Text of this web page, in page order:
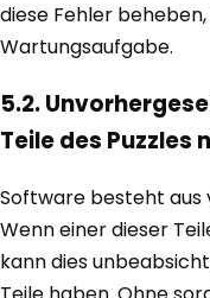
diese Fehler
Wartungsaufgabe.
5.2.
Teile des Puzzles
Software besteht aus
Wenn einer dieser
kann dies